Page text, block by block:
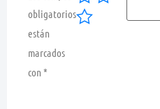
obligatorios
están
marcados
con *